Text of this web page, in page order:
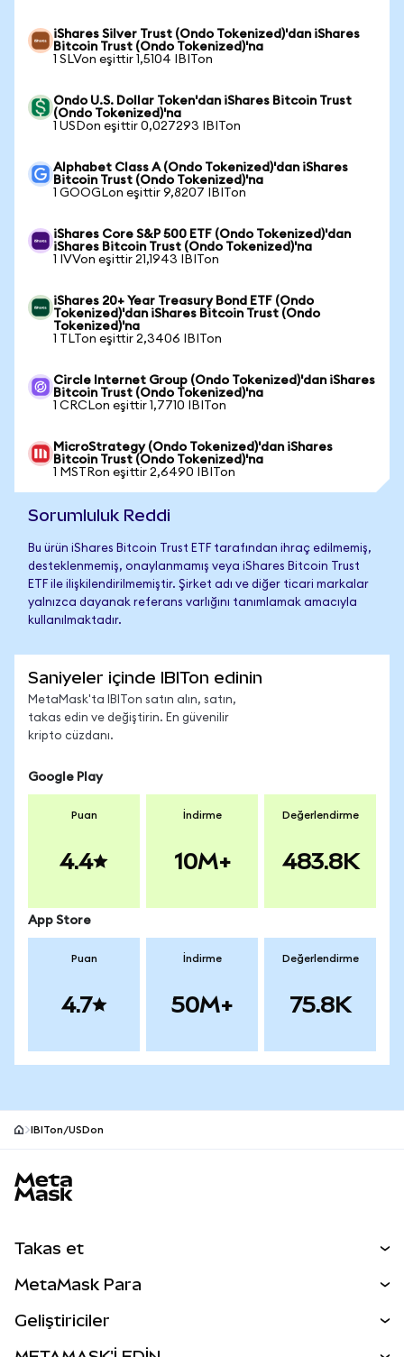
iShares Silver Trust (Ondo Tokenized)'dan iShares
Bitcoin Trust (Ondo Tokenized)'na
1 SLVon eşittir 1,5104 IBITon
Ondo U.S. Dollar Token'dan iShares Bitcoin Trust
(Ondo Tokenized)'na
1 USDon eşittir 0,027293 IBITon
Alphabet Class A (Ondo Tokenized)'dan iShares
Bitcoin Trust (Ondo Tokenized)'na
1 GOOGLon eşittir 9,8207 IBITon
iShares Core S&P 500 ETF (Ondo Tokenized)'dan
iShares Bitcoin Trust (Ondo Tokenized)'na
1 IVVon eşittir 21,1943 IBITon
iShares 20+ Year Treasury Bond ETF (Ondo
Tokenized)'dan iShares Bitcoin Trust (Ondo
Tokenized)'na
1 TLTon eşittir 2,3406 IBITon
Circle Internet Group (Ondo Tokenized)'dan iShares
Bitcoin Trust (Ondo Tokenized)'na
1 CRCLon eşittir 1,7710 IBITon
MicroStrategy (Ondo Tokenized)'dan iShares
Bitcoin Trust (Ondo Tokenized)'na
1 MSTRon eşittir 2,6490 IBITon
Sorumluluk Reddi
Bu ürün iShares Bitcoin Trust ETF tarafından ihraç edilmemiş,
desteklenmemiş, onaylanmamış veya iShares Bitcoin Trust
ETF ile ilişkilendirilmemiştir. Şirket adı ve diğer ticari markalar
yalnızca dayanak referans varlığını tanımlamak amacıyla
kullanılmaktadır.
Saniyeler içinde IBITon edinin
MetaMask'ta IBITon satın alın, satın,
takas edin ve değiştirin. En güvenilir
kripto cüzdanı.
Google Play
Puan
4.4
İndirme
10M+
Değerlendirme
483.8K
App Store
Puan
4.7
İndirme
50M+
Değerlendirme
75.8K
IBITon/USDon
Takas et
Perps
MetaMask Para
Geliştiriciler